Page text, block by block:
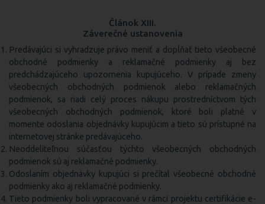
Článok XIII.
Záverečné ustanovenia
Predávajúci si vyhradzuje právo meniť a dopĺňať tieto všeobecné
obchodné podmienky a reklamačné podmienky aj bez
predchádzajúceho upozornenia kupujúceho. V prípade zmeny
všeobecných obchodných podmienok alebo reklamačných
podmienok, sa riadi celý proces nákupu prostredníctvom tých
všeobecných obchodných podmienok, ktoré boli platné v
momente odoslania objednávky kupujúcim a tieto sú prístupné na
internetovej stránke predávajúceho.
Neoddeliteľnou súčasťou týchto všeobecných obchodných
podmienok sú aj reklamačné podmienky.
Odoslaním objednávky kupujúci si prečítal všeobecné obchodné
podmienky ako aj reklamačné podmienky.
Tieto podmienky boli vypracované v rámci projektu certifikácie e-